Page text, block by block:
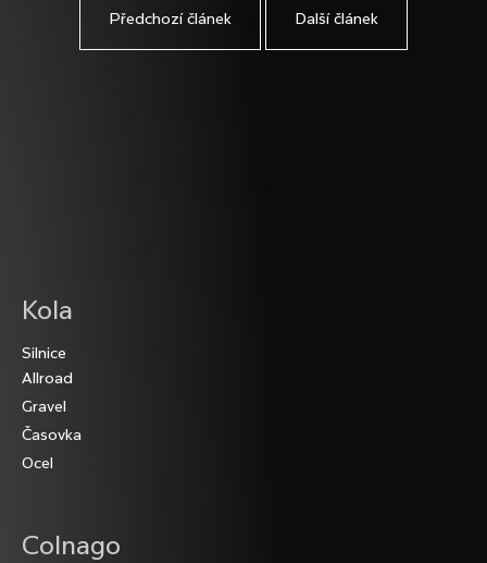
Předchozí článek Další článek
Kola
Silnice
Allroad
Gravel
Časovka
Ocel
Colnago